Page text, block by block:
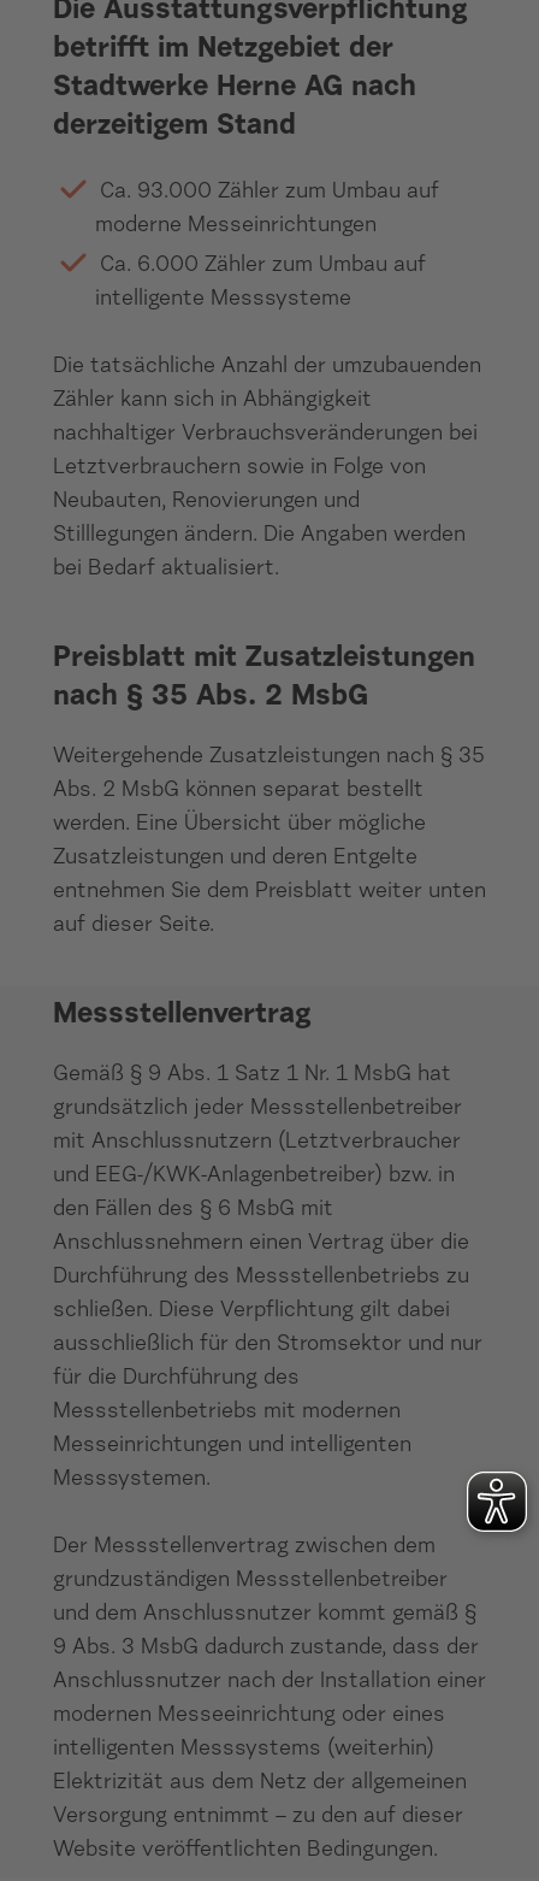
Die Ausstattungsverpflichtung
betrifft im Netzgebiet der
Stadtwerke Herne AG nach
derzeitigem Stand
Ca. 93.000 Zähler zum Umbau auf
moderne Messeinrichtungen
Ca. 6.000 Zähler zum Umbau auf
intelligente Messsysteme
Die tatsächliche Anzahl der umzubauenden
Zähler kann sich in Abhängigkeit
nachhaltiger Verbrauchsveränderungen bei
Letztverbrauchern sowie in Folge von
Neubauten, Renovierungen und
Stilllegungen ändern. Die Angaben werden
bei Bedarf aktualisiert.
Preisblatt mit Zusatzleistungen
nach § 35 Abs. 2 MsbG
Weitergehende Zusatzleistungen nach § 35
Abs. 2 MsbG können separat bestellt
werden. Eine Übersicht über mögliche
Zusatzleistungen und deren Entgelte
entnehmen Sie dem Preisblatt weiter unten
auf dieser Seite.
Messstellenvertrag
Gemäß § 9 Abs. 1 Satz 1 Nr. 1 MsbG hat
grundsätzlich jeder Messstellenbetreiber
mit Anschlussnutzern (Letztverbraucher
und EEG-/KWK-Anlagenbetreiber) bzw. in
den Fällen des § 6 MsbG mit
Anschlussnehmern einen Vertrag über die
Durchführung des Messstellenbetriebs zu
schließen. Diese Verpflichtung gilt dabei
ausschließlich für den Stromsektor und nur
für die Durchführung des
Messstellenbetriebs mit modernen
Messeinrichtungen und intelligenten
Messsystemen.
Der Messstellenvertrag zwischen dem
grundzuständigen Messstellenbetreiber
und dem Anschlussnutzer kommt gemäß §
9 Abs. 3 MsbG dadurch zustande, dass der
Anschlussnutzer nach der Installation einer
modernen Messeeinrichtung oder eines
intelligenten Messsystems (weiterhin)
Elektrizität aus dem Netz der allgemeinen
Versorgung entnimmt – zu den auf dieser
Website veröffentlichten Bedingungen.